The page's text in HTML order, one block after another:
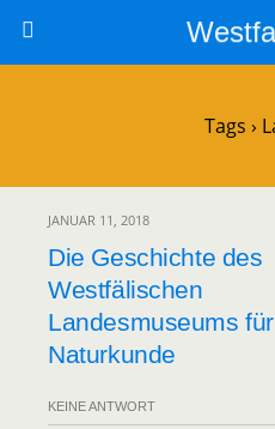
Tags ›
JANUAR 11, 2018
Die Geschichte des
Westfälischen
Landesmuseums für
Naturkunde
KEINE ANTWORT